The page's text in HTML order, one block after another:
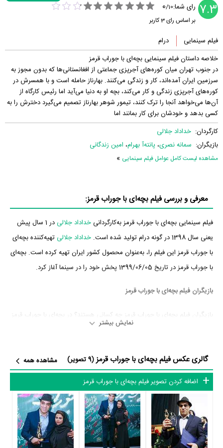
7.3 رای شما: 0/10
بر اساس رای3کاربر
فیلم سینمایی
درام
خلاصه داستان فیلم سینمایی بچه‌ای با جوراب قرمز
در جنوب تهران میان کوره‌های آجرپزی جماعتی از افغانستانی‌ها که بدون مجوز به
سرزمین ایران آمده‌اند، کار و زندگی می‌کنند. بهارناز حامله است و با همسرش در
کوره‌های آجرپزی زندگی و کار می‌کند، بچه او به دنیا می‌آید اما رئیس کارگاه از
آن‌ها می‌خواهد آنجا را ترک کنند، تیمور شوهر بهارناز تصمیم می‌گیرد دخترش را به
کسی بدهد و خودشان برای کار بمانند اما
کارگردان: خداداد جلالی
بازیگران: سمانه نصری، پانته‌آ بهرام، امین زندگانی
مشاهده لیست کامل عوامل فیلم سینمایی »
معرفی و بررسی فیلم بچه‌ای با جوراب قرمز:
فیلم سینمایی بچه‌ای با جوراب قرمز به‌کارگردانی خداداد جلالی
در 1 سال پیش
یعنی سال 1398 در گونه درام تولید شده است.
خداداد جلالی تهیه‌کننده بچه‌ای
با جوراب قرمز این فیلم را، به‌عنوان محصول کشور ایران تهیه کرده است. بچه‌ای
با جوراب قرمز در تاریخ 1399/06/05 پخش خود را در سینما آغاز کرد.
بازیگران فیلم بچه‌ای با جوراب قرمز
بازیگران فیلم بچه‌ای با جوراب قرمز چه کسانی هستند؟ در بچه‌ای با جوراب قرمز
پانته‌آ بهرام، امین زندگانی
پرداخته‌اند. در فیلم بچه‌ای با جوراب قرمز حدود 11 بازیگر جلوی دوربین رفته‌اند
که از نظر تعداد بازیگران می‌توان بچه‌ای با جوراب قرمز را یک اثر پربازیگر عنوان
کرد. از این‌لحاظ کارگردانی فیلم بچه‌ای با جوراب قرمز باتوجه به بازی گرفتن از
این تعداد بازیگر و مدیریت آنها کار بسیار دشواری بوده است؛ باید بررسی کرد
آیاخداداد جلالیبه‌عنوان کارگردان و به‌عنوان بازیگردان و همچنین تیم بازیگری
بچه‌ای با جوراب قرمز توانسته‌اند در این زمینه موفق باشند و بازی‌های درخشانی
نمایش بیشتر
گالری عکس فیلم بچه‌ای با جوراب قرمز(9 تصویر)
مشاهده همه
اضافه کردن تصویر فیلم بچه‌ای با جوراب قرمز